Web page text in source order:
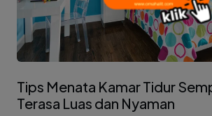
Tips Menata Kamar Tidur
Terasa Luas dan Nyaman